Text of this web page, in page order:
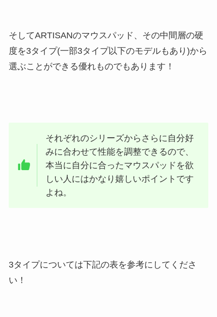
そしてARTISANのマウスパッド、その中間層の硬
度を3タイプ(一部3タイプ以下のモデルもあり)から
選ぶことができる優れものでもあります！
それぞれのシリーズからさらに自分好
みに合わせて性能を調整できるので、
本当に自分に合ったマウスパッドを欲
しい人にはかなり嬉しいポイントです
よね。
3タイプについては下記の表を参考にしてくださ
い！